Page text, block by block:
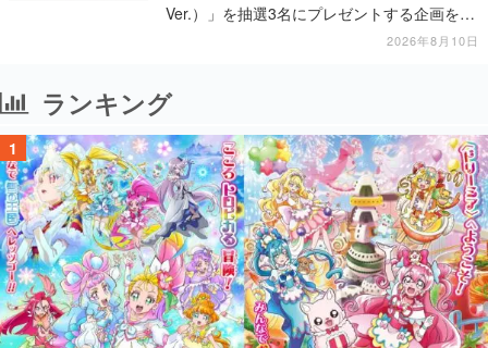
Ver.）」を抽選3名にプレゼントする企画を実
2026年8月10日
ランキング
1